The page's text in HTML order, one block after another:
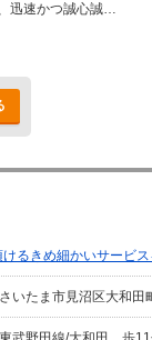
迅速かつ誠心誠…
るきめ細かいサービ
さいたま市見沼区大和田